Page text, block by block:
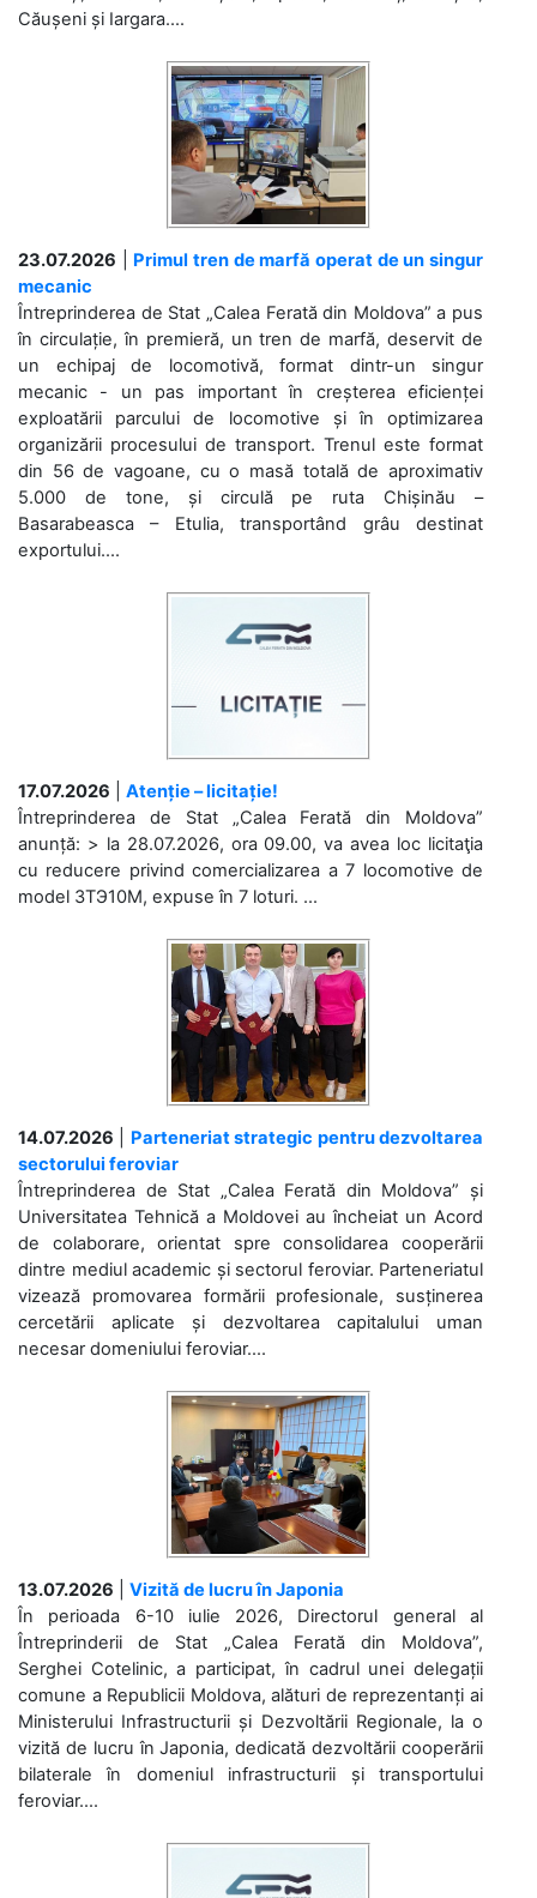
Căușeni și Iargara....
23.07.2026
Primul tren de marfă operat de un singur
mecanic
Întreprinderea de Stat „Calea Ferată din Moldova” a pus
în circulație, în premieră, un tren de marfă, deservit de
un echipaj de locomotivă, format dintr-un singur
mecanic - un pas important în creșterea eficienței
exploatării parcului de locomotive și în optimizarea
organizării procesului de transport. Trenul este format
din 56 de vagoane, cu o masă totală de aproximativ
5.000 de tone, și circulă pe ruta Chișinău –
Basarabeasca – Etulia, transportând grâu destinat
exportului....
17.07.2026
Atenție – licitație!
Întreprinderea de Stat „Calea Ferată din Moldova”
anunță: > la 28.07.2026, ora 09.00, va avea loc licitaţia
cu reducere privind comercializarea a 7 locomotive de
model 3ТЭ10М, expuse în 7 loturi. ...
14.07.2026
Parteneriat strategic pentru dezvoltarea
sectorului feroviar
Întreprinderea de Stat „Calea Ferată din Moldova” și
Universitatea Tehnică a Moldovei au încheiat un Acord
de colaborare, orientat spre consolidarea cooperării
dintre mediul academic și sectorul feroviar. Parteneriatul
vizează promovarea formării profesionale, susținerea
cercetării aplicate și dezvoltarea capitalului uman
necesar domeniului feroviar....
13.07.2026
Vizită de lucru în Japonia
În perioada 6-10 iulie 2026, Directorul general al
Întreprinderii de Stat „Calea Ferată din Moldova”,
Serghei Cotelinic, a participat, în cadrul unei delegații
comune a Republicii Moldova, alături de reprezentanți ai
Ministerului Infrastructurii și Dezvoltării Regionale, la o
vizită de lucru în Japonia, dedicată dezvoltării cooperării
bilaterale în domeniul infrastructurii și transportului
feroviar....